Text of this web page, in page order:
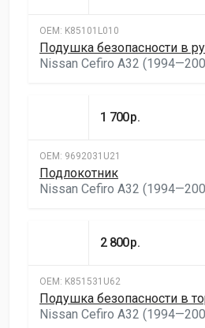
ОЕМ: K85101L010
Подушка безопасности в
Nissan Cefiro A32
ОЕМ: 9692031U21
Подлокотник
Nissan Cefiro A32
1 700р.
ОЕМ: K851531U62
Подушка безопасности в
Nissan Cefiro A32
2 800р.